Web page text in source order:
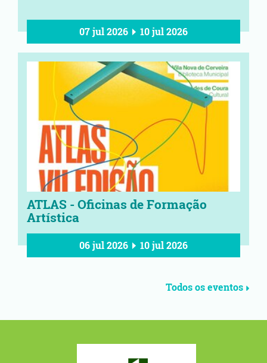
07 jul 2026 10 jul 2026
ATLAS - Oficinas de Formação
Artística
06 jul 2026 10 jul 2026
Todos os eventos